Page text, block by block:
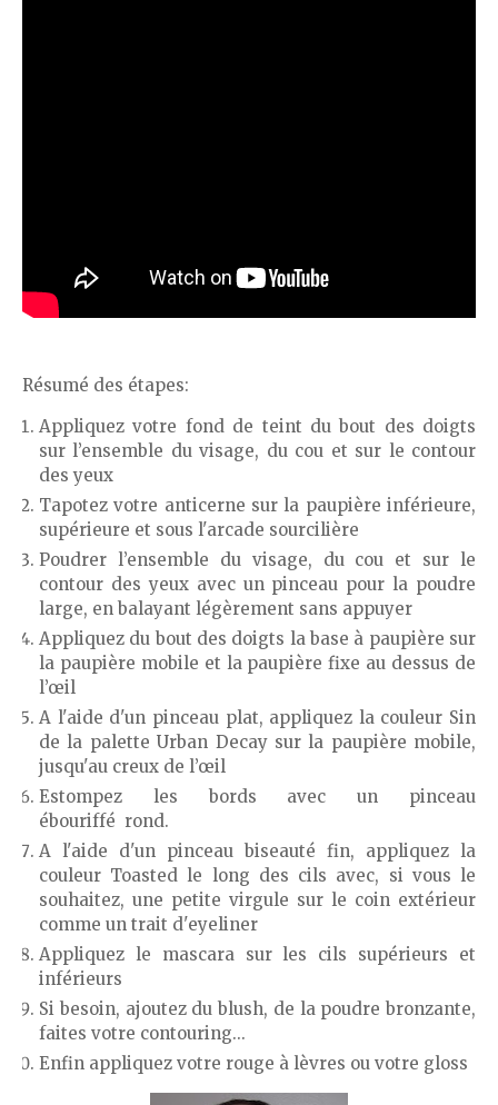
Résumé des étapes:
Appliquez votre fond de teint du bout des doigts
sur l’ensemble du visage, du cou et sur le contour
des yeux
Tapotez votre anticerne sur la paupière inférieure,
supérieure et sous l'arcade sourcilière
Poudrer l’ensemble du visage, du cou et sur le
contour des yeux avec un pinceau pour la poudre
large, en balayant légèrement sans appuyer
Appliquez du bout des doigts la base à paupière sur
la paupière mobile et la paupière fixe au dessus de
l’œil
A l'aide d'un pinceau plat, appliquez la couleur Sin
de la palette Urban Decay sur la paupière mobile,
jusqu'au creux de l’œil
Estompez les bords avec un pinceau
ébouriffé rond.
A l'aide d'un pinceau biseauté fin, appliquez la
couleur Toasted le long des cils avec, si vous le
souhaitez, une petite virgule sur le coin extérieur
comme un trait d'eyeliner
Appliquez le mascara sur les cils supérieurs et
inférieurs
Si besoin, ajoutez du blush, de la poudre bronzante,
faites votre contouring...
Enfin appliquez votre rouge à lèvres ou votre gloss